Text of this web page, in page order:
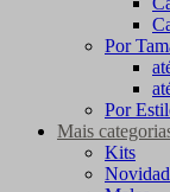
Por
Por
Mais
Kits